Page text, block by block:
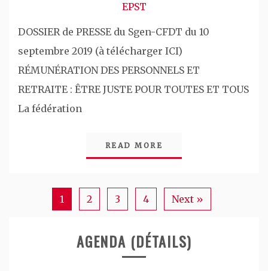
EPST
DOSSIER de PRESSE du Sgen-CFDT du 10
septembre 2019 (à télécharger ICI)
RÉMUNÉRATION DES PERSONNELS ET
RETRAITE : ÊTRE JUSTE POUR TOUTES ET TOUS
La fédération
READ MORE
1 2 3 4 Next »
AGENDA (DÉTAILS)